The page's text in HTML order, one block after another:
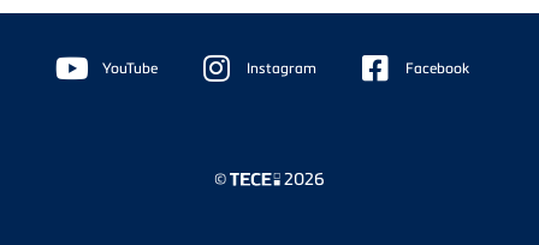
Floating
Sidebar YouTube Instagram Facebook
© 2026